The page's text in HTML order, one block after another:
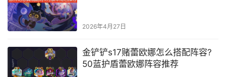
2026年4月27日
金铲铲s17赌蕾欧娜怎么搭配阵容?
50蓝护盾蕾欧娜阵容推荐